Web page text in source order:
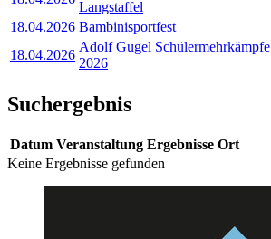
Langstaffel
18.04.2026 Bambinisportfest
18.04.2026
Adolf Gugel Schülermehrkämpfe
2026
Suchergebnis
Datum Veranstaltung Ergebnisse Ort
Keine Ergebnisse gefunden